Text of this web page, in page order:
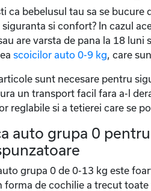
ca bebelusul tau sa se
siguranta si confort? In cazul
are varsta de pana la 18 luni
scoicilor auto 0-9 kg, care
sunt necesare pentru
un transport facil fara a-l
reglabile si a tetierei care se
auto grupa 0
grupa 0 de 0-13 kg este
forma de cochilie a trecut